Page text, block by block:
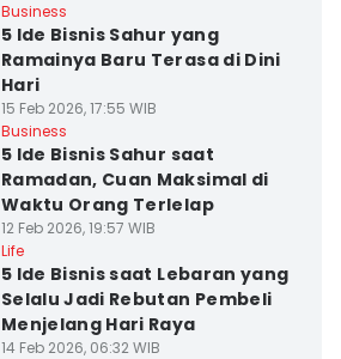
Business
5 Ide Bisnis Sahur yang
Ramainya Baru Terasa di Dini
Hari
15 Feb 2026, 17:55 WIB
Business
5 Ide Bisnis Sahur saat
Ramadan, Cuan Maksimal di
Waktu Orang Terlelap
12 Feb 2026, 19:57 WIB
Life
5 Ide Bisnis saat Lebaran yang
Selalu Jadi Rebutan Pembeli
Menjelang Hari Raya
14 Feb 2026, 06:32 WIB